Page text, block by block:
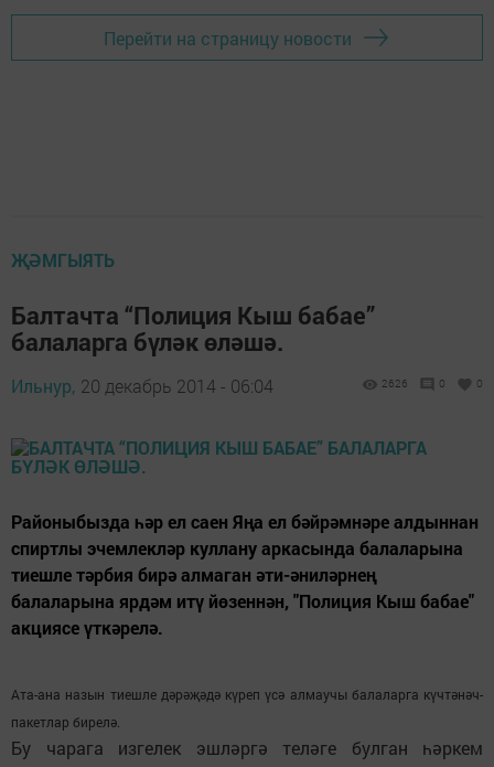
Перейти на страницу новости
ҖӘМГЫЯТЬ
Балтачта “Полиция Кыш бабае”
балаларга бүләк өләшә.
Ильнур, 20 декабрь 2014 - 06:04 2626 0 0
Районыбызда һәр ел саен Яңа ел бәйрәмнәре алдыннан
спиртлы эчемлекләр куллану аркасында балаларына
тиешле тәрбия бирә алмаган әти-әниләрнең
балаларына ярдәм итү йөзеннән, "Полиция Кыш бабае"
акциясе үткәрелә.
Ата-ана назын тиешле дәрәҗәдә күреп үсә алмаучы балаларга күчтәнәч-
пакетлар бирелә.
Бу чарага изгелек эшләргә теләге булган һәркем